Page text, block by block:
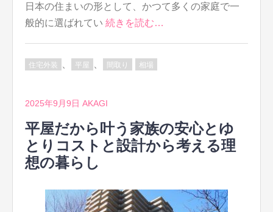
日本の住まいの形として、かつて多くの家庭で一
般的に選ばれてい 続きを読む…
住宅外装 平屋 間取り 相場
2025年9月9日 AKAGI
平屋だから叶う家族の安心とゆ
とりコストと設計から考える理
想の暮らし